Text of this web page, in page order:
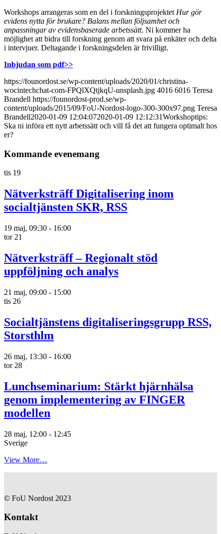
Workshops arrangeras som en del i forskningsprojektet Hur gör
evidens nytta för brukare? Balans mellan följsamhet och
anpassningar av evidensbaserade arbetssätt. Ni kommer ha
möjlighet att bidra till forskning genom att svara på enkäter och delta
i intervjuer. Deltagande i forskningsdelen är frivilligt.
Inbjudan som pdf>>
https://founordost.se/wp-content/uploads/2020/01/christina-
wocintechchat-com-FPQlXQtjkqU-unsplash.jpg 4016 6016 Teresa
Brandell https://founordost-prod.se/wp-
content/uploads/2015/09/FoU-Nordost-logo-300-300x97.png Teresa
Brandell2020-01-09 12:04:072020-01-09 12:12:31Workshoptips:
Ska ni införa ett nytt arbetssätt och vill få det att fungera optimalt hos
er?
Kommande evenemang
tis 19
Nätverksträff Digitalisering inom
socialtjänsten SKR, RSS
19 maj, 09:30 - 16:00
tor 21
Nätverksträff – Regionalt stöd
uppföljning och analys
21 maj, 09:00 - 15:00
tis 26
Socialtjänstens digitaliseringsgrupp RSS,
Storsthlm
26 maj, 13:30 - 16:00
tor 28
Lunchseminarium: Stärkt hjärnhälsa
genom implementering av FINGER
modellen
28 maj, 12:00 - 12:45
Sverige
View More…
© FoU Nordost 2023
Kontakt